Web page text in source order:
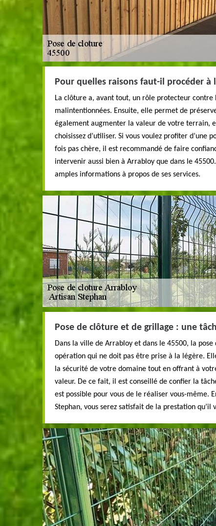
Pour quelles raisons faut-il procéder à
La clôture a, avant tout, un rôle protecteur contre
malintentionnées. Ensuite, elle permet de
également augmenter la valeur de votre terrain,
choisissez d’utiliser. Si vous voulez profiter d’une
fois pas chère, il est recommandé de faire
intervenir aussi bien à Arrabloy que dans le
amples informations à propos de ses services.
Pose de clôture et de grillage : une
Dans la ville de Arrabloy et dans le 45500, la
opération qui ne doit pas être prise à la légère.
la sécurité de votre domaine tout en offrant à
valeur. De ce fait, il est conseillé de confier la
est possible pour vous de le réaliser vous-même.
Stephan, vous serez satisfait de la prestation qu’il